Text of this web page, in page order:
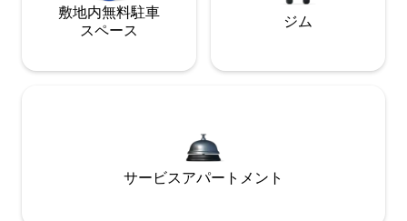
敷地内無料駐⁠車
ス⁠ペ⁠ー⁠ス
ジム
サービスアパートメント